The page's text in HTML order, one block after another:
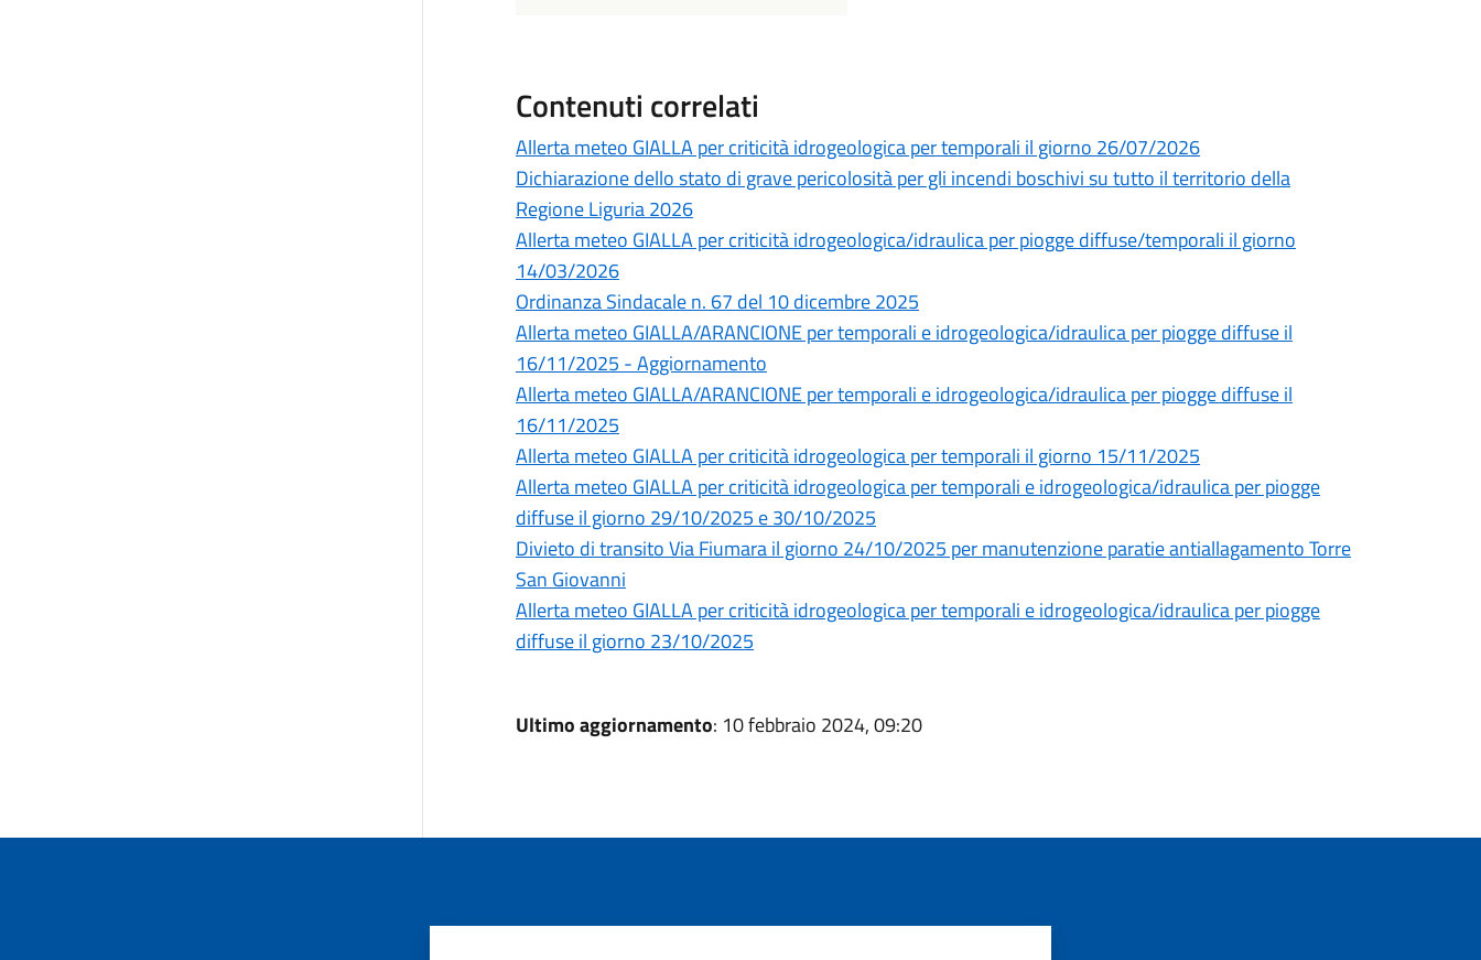
Contenuti correlati
Allerta meteo GIALLA per criticità idrogeologica per temporali il giorno 26/07/2026
Dichiarazione dello stato di grave pericolosità per gli incendi boschivi su tutto il territorio della
Regione Liguria 2026
Allerta meteo GIALLA per criticità idrogeologica/idraulica per piogge diffuse/temporali il giorno
14/03/2026
Ordinanza Sindacale n. 67 del 10 dicembre 2025
Allerta meteo GIALLA/ARANCIONE per temporali e idrogeologica/idraulica per piogge diffuse il
16/11/2025 - Aggiornamento
Allerta meteo GIALLA/ARANCIONE per temporali e idrogeologica/idraulica per piogge diffuse il
16/11/2025
Allerta meteo GIALLA per criticità idrogeologica per temporali il giorno 15/11/2025
Allerta meteo GIALLA per criticità idrogeologica per temporali e idrogeologica/idraulica per piogge
diffuse il giorno 29/10/2025 e 30/10/2025
Divieto di transito Via Fiumara il giorno 24/10/2025 per manutenzione paratie antiallagamento Torre
San Giovanni
Allerta meteo GIALLA per criticità idrogeologica per temporali e idrogeologica/idraulica per piogge
diffuse il giorno 23/10/2025
Ultimo aggiornamento: 10 febbraio 2024, 09:20